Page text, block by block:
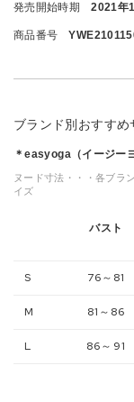
発売開始時期 2021年
商品番号
ブランド別おすすめ
＊easyoga（イージー
ヌード寸法・・・各ブラ
イズ
バスト
S 76～81
M 81～86
L 86～91